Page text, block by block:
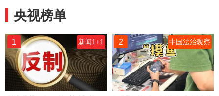
央视榜单
1 新闻1+1 2 中国法治观察